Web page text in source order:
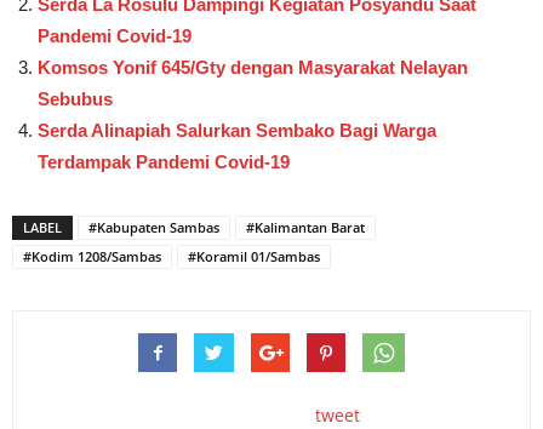
Serda La Rosulu Dampingi Kegiatan Posyandu Saat
Pandemi Covid-19
Komsos Yonif 645/Gty dengan Masyarakat Nelayan
Sebubus
Serda Alinapiah Salurkan Sembako Bagi Warga
Terdampak Pandemi Covid-19
LABEL #Kabupaten Sambas
#Kalimantan Barat
#Kodim 1208/Sambas
#Koramil 01/Sambas
tweet